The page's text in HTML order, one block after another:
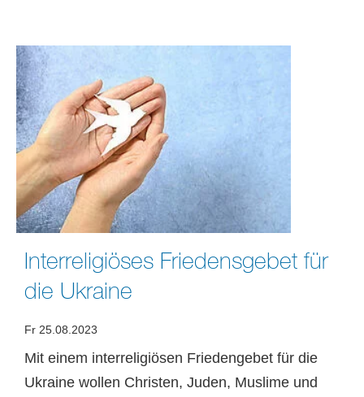
Interreligiöses Friedensgebet für
die Ukraine
Fr 25.08.2023
Mit einem interreligiösen Friedengebet für die
Ukraine wollen Christen, Juden, Muslime und